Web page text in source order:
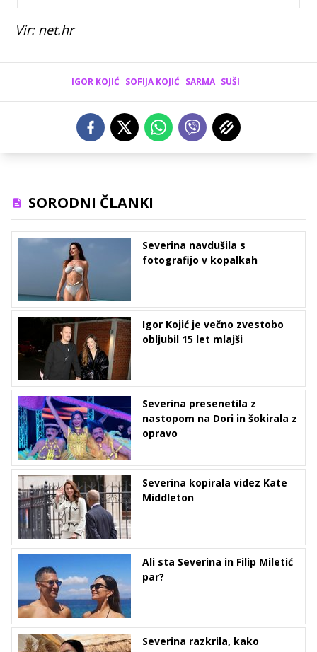
Vir: net.hr
IGOR KOJIĆ SOFIJA KOJIĆ SARMA SUŠI
SORODNI ČLANKI
Severina navdušila s
fotografijo v kopalkah
Igor Kojić je večno zvestobo
obljubil 15 let mlajši
Severina presenetila z
nastopom na Dori in šokirala z
opravo
Severina kopirala videz Kate
Middleton
Ali sta Severina in Filip Miletić
par?
Severina razkrila, kako